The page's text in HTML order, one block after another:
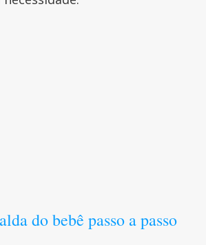
do bebê passo a passo